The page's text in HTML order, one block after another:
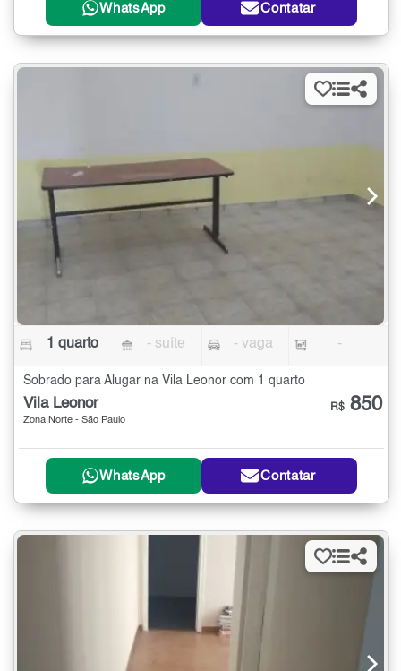
WhatsApp Contatar
1 quarto - suíte - vaga -
Sobrado para Alugar na Vila Leonor com 1 quarto
Vila Leonor
Zona Norte - São Paulo
R$ 850
WhatsApp Contatar